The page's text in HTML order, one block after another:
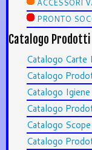
PRONTO
Catalogo Prodotti
Catalogo Carte
Catalogo
Catalogo
Catalogo
Catalogo
Catalogo